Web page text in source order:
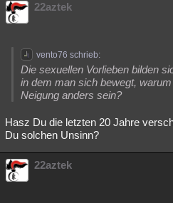
22aztek
vento76 schrieb:
Die sexuellen Vorlieben bilden
in dem man sich bewegt,
Neigung anders sein?
Hasz Du die letzten 20 Jahre
Du solchen Unsinn?
22aztek